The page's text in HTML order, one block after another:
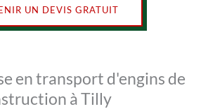
UN DEVIS GRATUIT
en transport d'engins de
à Tilly